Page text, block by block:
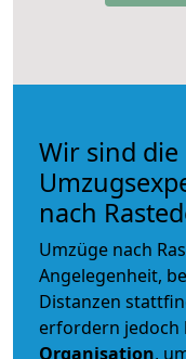
Wir sind die
nach
Umzüge nach
Angelegenheit,
Distanzen
erfordern jedoch
Organisation,